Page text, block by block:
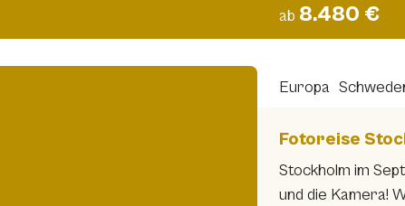
ab 8.480 €
Europa
Fotoreise
Stockholm im
und die Kamera!